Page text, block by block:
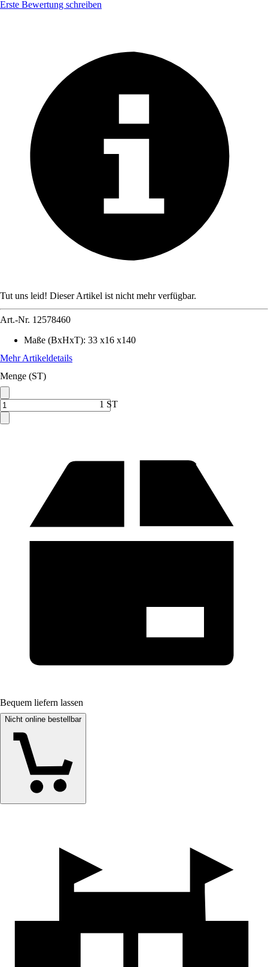
Erste Bewertung schreiben
Tut uns leid! Dieser Artikel ist nicht mehr verfügbar.
Art.-Nr. 12578460
Maße (BxHxT): 33 x16 x140
Mehr Artikeldetails
Menge (ST)
1 ST
Bequem liefern lassen
Nicht online bestellbar